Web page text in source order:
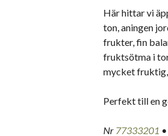
Här hittar vi
ton, aningen
frukter, fin
fruktsötma i
mycket
Perfekt till en
Nr 77333201